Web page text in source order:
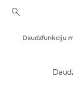
Risinājumi un